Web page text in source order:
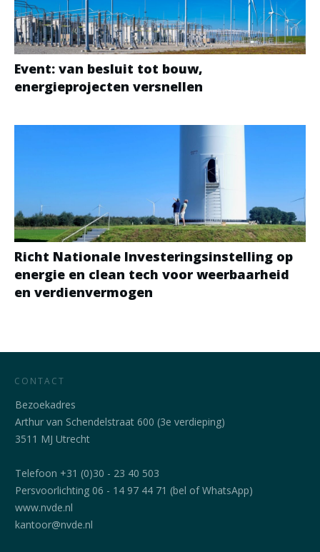
Event: van besluit tot bouw,
energieprojecten versnellen
Richt Nationale Investeringsinstelling op
energie en clean tech voor weerbaarheid
en verdienvermogen
CONTACT
Bezoekadres
Arthur van Schendelstraat 600 (3e verdieping)
3511 MJ Utrecht
Telefoon +31 (0)30 - 23 40 503
Persvoorlichting 06 - 14 97 44 71 (bel of WhatsApp)
www.nvde.nl
kantoor@nvde.nl